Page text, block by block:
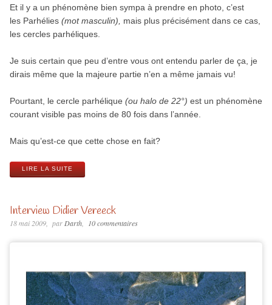
Et il y a un phénomène bien sympa à prendre en photo, c’est
les Parhélies (mot masculin),
mais plus précisément dans ce cas,
les cercles parhéliques.
Je suis certain que peu d’entre vous ont entendu parler de ça, je
dirais même que la majeure partie n’en a même jamais vu!
Pourtant, le cercle parhélique (ou halo de 22°) est un phénomène
courant visible pas moins de 80 fois dans l’année.
Mais qu’est-ce que cette chose en fait?
LIRE LA SUITE
Interview Didier Vereeck
18 mai 2009 parDarth 10 commentaires